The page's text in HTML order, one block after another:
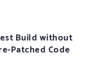
Build without
Patched Code